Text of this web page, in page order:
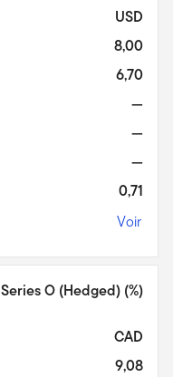
USD
8,00
6,70
—
—
—
0,71
Voir
Series O (Hedged) (%)
CAD
9,08